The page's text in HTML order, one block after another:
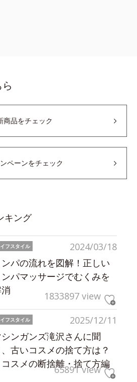
商品をチェック
ペーンをチェック
キング
2024/03/18
フスタイル
ンパの流れを図解！正しい
ンパマッサージでむくみを
1833897 view
2025/12/11
フスタイル
ンガンズ滝沢さんに聞
、古いコスメの捨て方は？
コスメの断捨離・捨て方編
65891 view